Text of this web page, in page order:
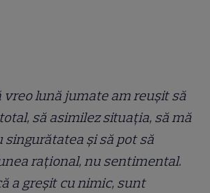
vreo lună jumate am reușit să
să asimilez situația, să mă
singurătatea și să pot să
rațional, nu sentimental.
a greșit cu nimic, sunt